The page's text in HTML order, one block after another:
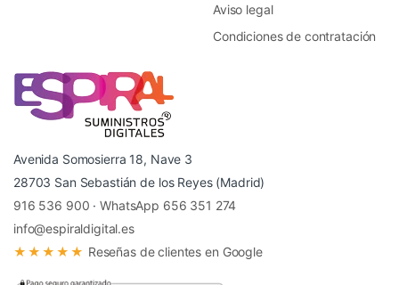
Aviso legal
Condiciones de contratación
Avenida Somosierra 18, Nave 3
28703 San Sebastián de los Reyes (Madrid)
916 536 900 ·WhatsApp 656 351 274
info@espiraldigital.es
★★★★★ Reseñas de clientes en Google